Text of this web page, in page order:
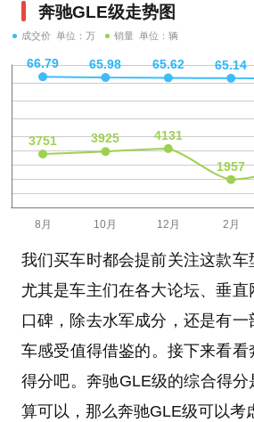
奔驰GLE级走势图
成交价 单位：万 销量 单位：辆
我们买车时都会提前关注这款车
尤其是车主们在各大论坛、垂直
口碑，除去水军成分，还是有一
车感受值得借鉴的。接下来看
得分吧。奔驰GLE级的综合得
算可以，那么奔驰GLE级可以考